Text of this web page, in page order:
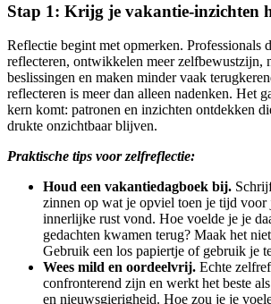
Stap 1: Krijg je vakantie-inzichten
Reflectie begint met opmerken. Professionals
reflecteren, ontwikkelen meer zelfbewustzijn,
beslissingen en maken minder vaak
reflecteren is meer dan alleen nadenken. Het
kern komt: patronen en inzichten ontdekken
drukte onzichtbaar blijven.
Praktische tips voor zelfreflectie:
Houd een vakantiedagboek bij.
zinnen op wat je opviel toen je tijd voor
innerlijke rust vond. Hoe voelde je je
gedachten kwamen terug? Maak het
Gebruik een los papiertje of gebruik je
Wees mild en oordeelvrij. Echte
confronterend zijn en werkt het beste
en nieuwsgierigheid. Hoe zou je je